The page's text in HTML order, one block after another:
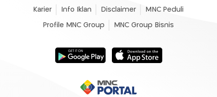
Karier Info Iklan Disclaimer MNC Peduli
Profile MNC Group MNC Group Bisnis